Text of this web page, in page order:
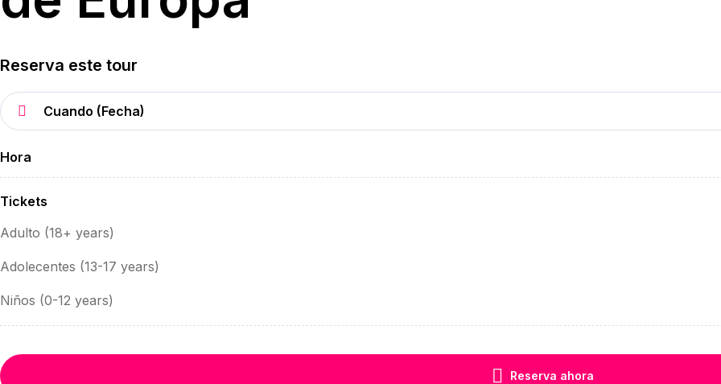
Reserva este tour
Hora
Tickets
Adulto (18+ years)
Adolecentes (13-17 years)
Niños (0-12 years)
Reserva ahora